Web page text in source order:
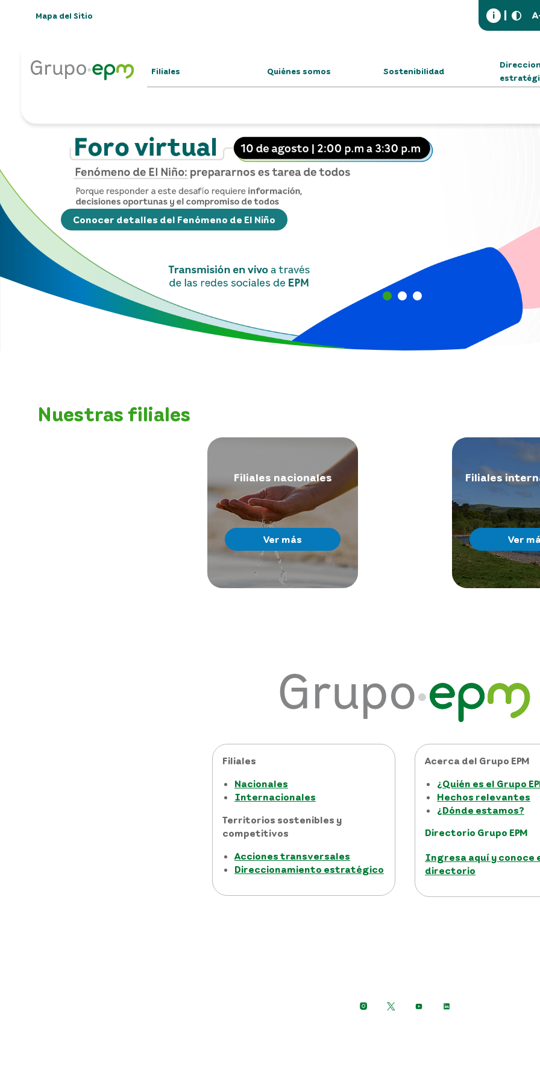
Mapa del Sitio i
Filiales Quiénes somos Sostenibilidad
Conocer detalles del Fenómeno de El Niño
Nuestras filiales
Filiales nacionales
Ver más
Filiales
Ver
Filiales
Nacionales
Internacionales
Territorios sostenibles y
competitivos
Acciones transversales
Direccionamiento estratégico
Acerca del Grupo EPM
¿Quién es el Grupo
Hechos relevantes
¿Dónde estamos?
Directorio Grupo EPM
Ingresa aquí y conoce
directorio